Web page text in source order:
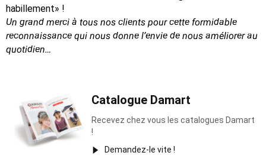
habillement» !
Un grand merci à tous nos clients pour cette formidable
reconnaissancequi nous donne l’envie de nous améliorer au
quotidien…
Catalogue Damart
Recevez chez vous les catalogues Damart
!
Demandez-le vite !